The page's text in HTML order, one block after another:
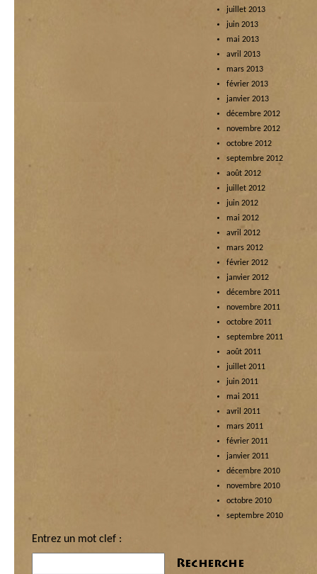
juillet 2013
juin 2013
mai 2013
avril 2013
mars 2013
février 2013
janvier 2013
décembre 2012
novembre 2012
octobre 2012
septembre 2012
août 2012
juillet 2012
juin 2012
mai 2012
avril 2012
mars 2012
février 2012
janvier 2012
décembre 2011
novembre 2011
octobre 2011
septembre 2011
août 2011
juillet 2011
juin 2011
mai 2011
avril 2011
mars 2011
février 2011
janvier 2011
décembre 2010
novembre 2010
octobre 2010
septembre 2010
Entrez un mot clef :